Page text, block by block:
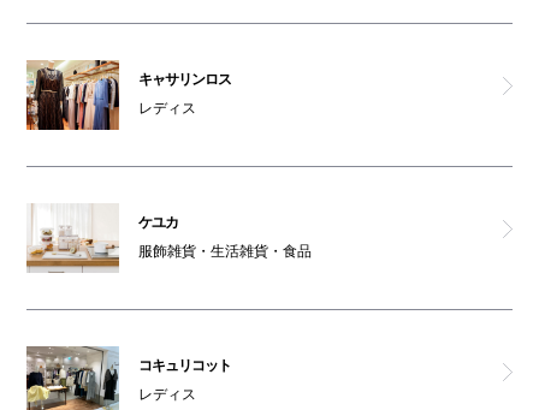
男女トイレ(本館B1F)
女性専用トイレ(本館B1F)
キャサリンロス
レディス
ケユカ
服飾雑貨・生活雑貨・食品
コキュリコット
レディス